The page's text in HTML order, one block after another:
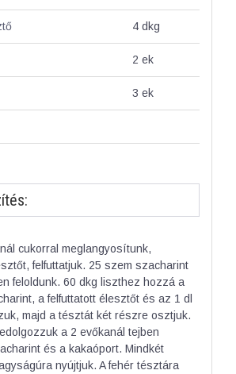
4dkg
2 ek
3 ek
cukorral meglangyosítunk,
felfuttatjuk. 25 szem szacharint
feloldunk. 60 dkg liszthez hozzá a
a felfuttatott élesztőt és az 1 dl
majd a tésztát két részre osztjuk.
a 2 evőkanál tejben
és a kakaóport. Mindkét
nyújtjuk. A fehér tésztára